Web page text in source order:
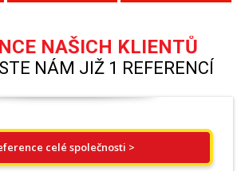
NAŠICH KLIENTŮ
NÁM JIŽ 1 REFERENCÍ
celé společnosti >